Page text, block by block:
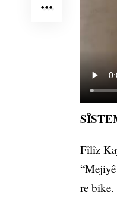
Fîlîz
re